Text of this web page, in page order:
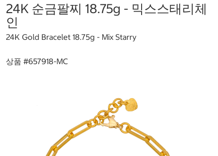
24K 순금팔찌 18.75g - 믹스스태리체
인
24K Gold Bracelet 18.75g - Mix Starry
상품 #657918-MC